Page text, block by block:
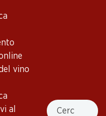
vino
al
Cercare
Bottiglia: 3.50
Gracioso Hugo